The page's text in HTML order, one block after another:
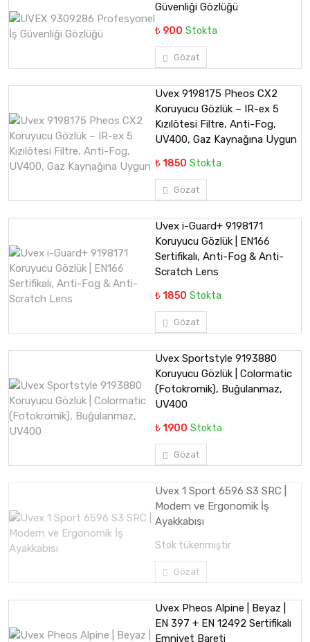
Güvenliği Gözlüğü
₺ 900 Stokta
Gözat
Uvex 9198175 Pheos CX2
Koruyucu Gözlük – IR-ex 5
Kızılötesi Filtre, Anti-Fog,
UV400, Gaz Kaynağına Uygun
₺ 1850 Stokta
Gözat
Uvex i-Guard+ 9198171
Koruyucu Gözlük | EN166
Sertifikalı, Anti-Fog & Anti-
Scratch Lens
₺ 1850 Stokta
Gözat
Uvex Sportstyle 9193880
Koruyucu Gözlük | Colormatic
(Fotokromik), Buğulanmaz,
UV400
₺ 1900 Stokta
Gözat
Uvex 1 Sport 6596 S3 SRC |
Modern ve Ergonomik İş
Ayakkabısı
Stok tükenmiştir
Gözat
Uvex Pheos Alpine | Beyaz |
EN 397 + EN 12492 Sertifikalı
Emniyet Bareti